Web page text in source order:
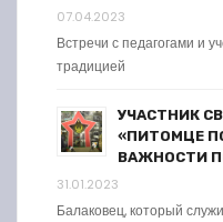
07.04.2023
Встречи с педагогами и
традицией
УЧАСТНИК
«ПИТОМЦЕ
ВАЖНОСТИ
31.01.2023
Балаковец, который